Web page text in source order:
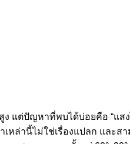
ง แต่ปัญหาที่พบได้บ่อยคือ “แส
หล่านี้ไม่ใช่เรื่องแปลก และส